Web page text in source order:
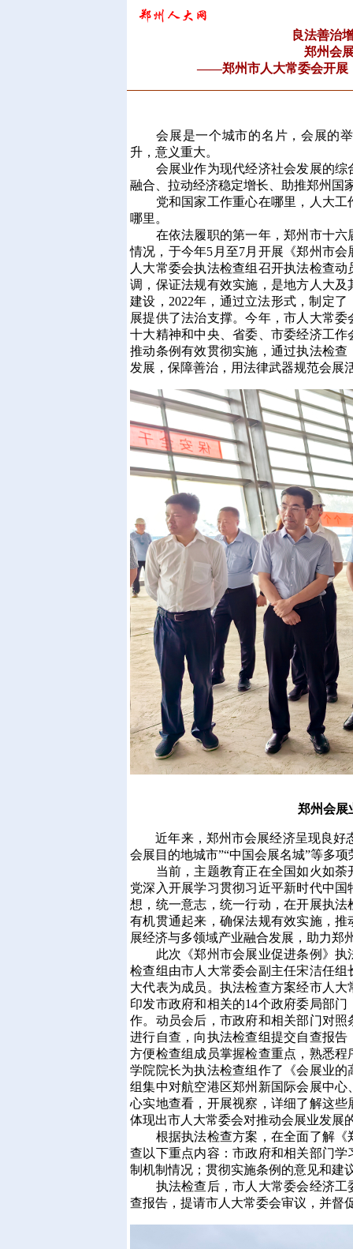
良法善治
郑州会
——郑州市人大常委会开展
会展是一个城市的名片，会展的举
升，意义重大。
会展业作为现代经济社会发展的综
融合、拉动经济稳定增长、助推郑州国
党和国家工作重心在哪里，人大工
哪里。
在依法履职的第一年，郑州市十六
情况，于今年5月至7月开展《郑州市
人大常委会执法检查组召开执法检查
调，保证法规有效实施，是地方人大
建设，2022年，通过立法形式，制定
展提供了法治支撑。今年，市人大常
十大精神和中央、省委、市委经济工
推动条例有效贯彻实施，通过执法检
发展，保障善治，用法律武器规范会展
郑州会展
近年来，郑州市会展经济呈现良好态
会展目的地城市”“中国会展名城”等多项
当前，主题教育正在全国如火如荼
党深入开展学习贯彻习近平新时代中
想，统一意志，统一行动，在开展执
有机贯通起来，确保法规有效实施，
展经济与多领域产业融合发展，助力郑
此次《郑州市会展业促进条例》执
检查组由市人大常委会副主任宋洁任
大代表为成员。执法检查方案经市人
印发市政府和相关的14个政府委局部
作。动员会后，市政府和相关部门对
进行自查，向执法检查组提交自查报
方便检查组成员掌握检查重点，熟悉
学院院长为执法检查组作了《会展业
组集中对航空港区郑州新国际会展中
心实地查看，开展视察，详细了解这
体现出市人大常委会对推动会展业发展
根据执法检查方案，在全面了解《
查以下重点内容：市政府和相关部门
制机制情况；贯彻实施条例的意见和建
执法检查后，市人大常委会经济工
查报告，提请市人大常委会审议，并督